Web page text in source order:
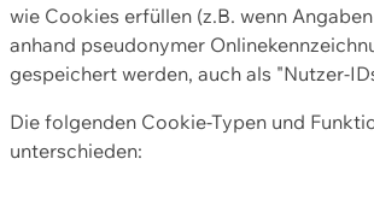
wie Cookies erfüllen (z.B. wenn
anhand pseudonymer
gespeichert werden, auch als "Nutzer-
Die folgenden Cookie-Typen und
unterschieden: